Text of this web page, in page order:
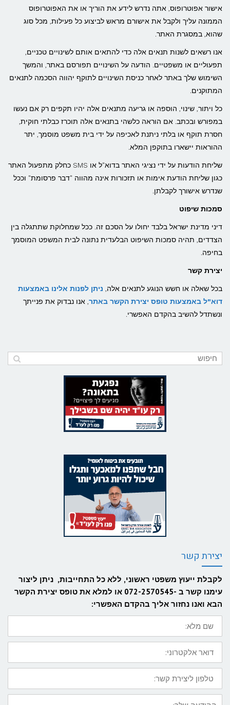
אישור אפוטרופוס, אתה נדרש לידע את הוריך או את האפוטרופוס
הממונה עליך ולקבל את אישורם מראש לביצוע כל פעילות, מכל סוג
שהוא, במסגרת האתר.
אנו רשאים לשנות תנאים אלה כדי להתאים אותם לשינויים טכניים,
תפעוליים או משפטיים. הודעה על השינויים תפורסם באתר, והמשך
השימוש שלך באתר לאחר כניסת השינויים לתוקף יהווה הסכמה לתנאים
המתוקנים.
כל ויתור, שינוי, הוספה או גריעה מתנאים אלה יהיו תקפים רק אם נעשו
במפורש ובכתב. אם הוראה כלשהי בתנאים אלה תוכרז כבלתי חוקית,
חסרת תוקף או בלתי ניתנת לאכיפה על ידי בית משפט מוסמך, יתר
ההוראות יישארו בתוקפן המלא.
שליחת הודעות על ידי נציגי האתר בדוא"ל או SMS כחלק מתפעול האתר
כגון שליחת הודעת אימות או תזכורות אינה מהווה "דבר פרסומת" וככל
שנדרש אישורך לקבלתן.
סמכות שיפוט
דיני מדינת ישראל בלבד יחולו על הסכם זה. ככל שמחלוקת שתתגלה בין
הצדדים, תהיה סמכות השיפוט הבלעדית נתונה לבית המשפט המוסמך
בחיפה.
יצירת קשר
בכל שאלה או חשש הנוגע לתנאים אלה, ניתן לפנות אלינו באמצעות
דוא"ל באמצעות טופס יצירת הקשר באתר, אנו נבדוק את פנייתך
ונשתדל להשיב בהקדם האפשרי.
יצירת קשר
לקבלת ייעוץ משפטי ראשוני, ללא כל התחייבות, ניתן ליצור
עימנו קשר ב -072-2570545 או למלא את טופס יצירת הקשר
הבא ואנו נחזור אליך בהקדם האפשרי:
שם
מלא:
דואר
אלקטרוני:
טלפון
ליצירת
קשר:
ההודעה